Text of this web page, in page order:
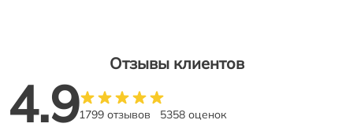
Отзывы клиентов
4.91799 отзывов 5358 оценок